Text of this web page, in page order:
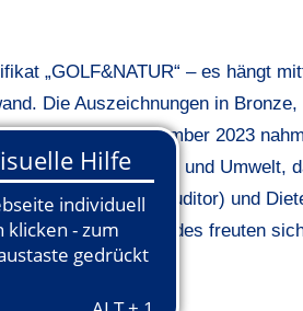
„GOLF&NATUR“ – es hängt
Die Auszeichnungen in
den 03. Dezember 2023
Beirat für Natur und Umwelt,
Hardt (DGV-Auditor) und
und des Vorstandes freuten
Auszeichnung.